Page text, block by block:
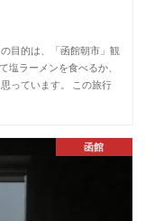
目的は、「函館朝市」観
塩ラーメンを食べるか、
っています。 この旅行
函館